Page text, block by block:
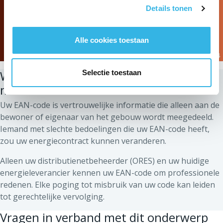
Details tonen
Alle cookies toestaan
Selectie toestaan
Waarom mag u uw EAN-code nooit
meedelen?
Uw EAN-code is vertrouwelijke informatie die alleen aan de
bewoner of eigenaar van het gebouw wordt meegedeeld.
Iemand met slechte bedoelingen die uw EAN-code heeft,
zou uw energiecontract kunnen veranderen.
Alleen uw distributienetbeheerder (ORES) en uw huidige
energieleverancier kennen uw EAN-code om professionele
redenen. Elke poging tot misbruik van uw code kan leiden
tot gerechtelijke vervolging.
Vragen in verband met dit onderwerp